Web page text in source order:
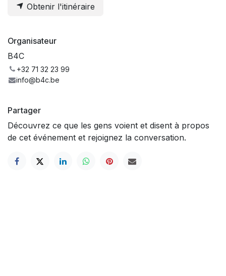
Obtenir l'itinéraire
Organisateur
B4C
+32 71 32 23 99
info@b4c.be
Partager
Découvrez ce que les gens voient et disent à propos
de cet événement et rejoignez la conversation.